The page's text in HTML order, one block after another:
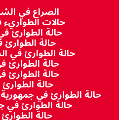
الصراع في
حالات
حالة الطوارئ
حالة الطوارئ
حالة الطوارئ في
حالة الطوارئ
حالة الطوارئ
حالة
حالة الطوارئ في
حالة الطوارئ
حالة